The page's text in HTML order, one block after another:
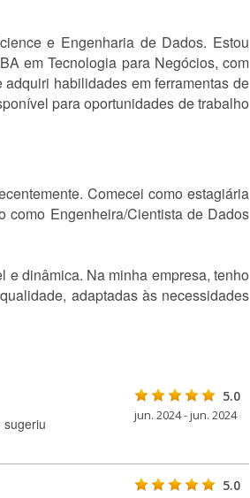
e Engenharia de Dados. Estou
em Tecnologia para Negócios, com
habilidades em ferramentas de
para oportunidades de trabalho
Comecei como estagiária
como Engenheira/Cientista de Dados
dinâmica. Na minha empresa, tenho
adaptadas às necessidades
5.0
jun. 2024 - jun. 2024
5.0